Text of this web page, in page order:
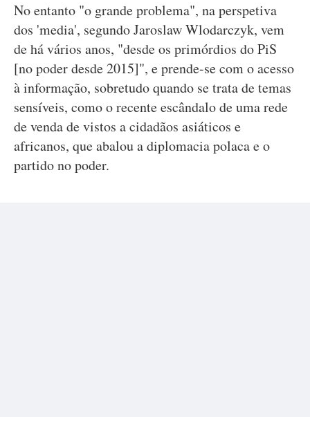
No entanto "o grande problema", na perspetiva
dos 'media', segundo Jaroslaw Wlodarczyk, vem
de há vários anos, "desde os primórdios do PiS
[no poder desde 2015]", e prende-se com o acesso
à informação, sobretudo quando se trata de temas
sensíveis, como o recente escândalo de uma rede
de venda de vistos a cidadãos asiáticos e
africanos, que abalou a diplomacia polaca e o
partido no poder.